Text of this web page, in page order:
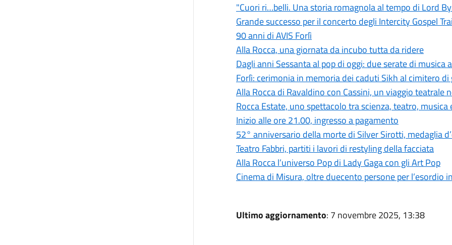
"Cuori ri…belli. Una storia romagnola al tempo di Lord
Grande successo per il concerto degli Intercity Gospel
90 anni di AVIS Forlì
Alla Rocca, una giornata da incubo tutta da ridere
Dagli anni Sessanta al pop di oggi: due serate di musica
Forlì: cerimonia in memoria dei caduti Sikh al cimitero
Alla Rocca di Ravaldino con Cassini, un viaggio teatrale
Rocca Estate, uno spettacolo tra scienza, teatro,
Inizio alle ore 21.00, ingresso a pagamento
52° anniversario della morte di Silver Sirotti, medaglia
Teatro Fabbri, partiti i lavori di restyling della facciata
Alla Rocca l’universo Pop di Lady Gaga con gli Art Pop
Cinema di Misura, oltre duecento persone per l’esordio
Ultimo aggiornamento: 7 novembre 2025, 13:38